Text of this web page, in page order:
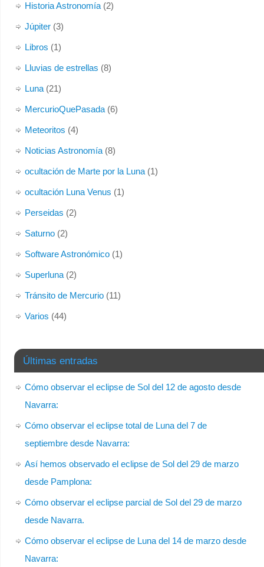
Historia Astronomía(2)
Júpiter(3)
Libros (1)
Lluvias de estrellas (8)
Luna(21)
MercurioQuePasada(6)
Meteoritos (4)
Noticias Astronomía(8)
ocultación de Marte por la Luna(1)
ocultación Luna Venus (1)
Perseidas (2)
Saturno(2)
Software Astronómico(1)
Superluna(2)
Tránsito de Mercurio(11)
Varios (44)
Últimas entradas
Cómo observar el eclipse de Sol del 12 de agosto desde
Navarra:
Cómo observar el eclipse total de Luna del 7 de
septiembre desde Navarra:
Así hemos observado el eclipse de Sol del 29 de marzo
desde Pamplona:
Cómo observar el eclipse parcial de Sol del 29 de marzo
desde Navarra.
Cómo observar el eclipse de Luna del 14 de marzo desde
Navarra: